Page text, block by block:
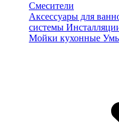
Смесители
Аксессуары для
системы
Мойки кухонные